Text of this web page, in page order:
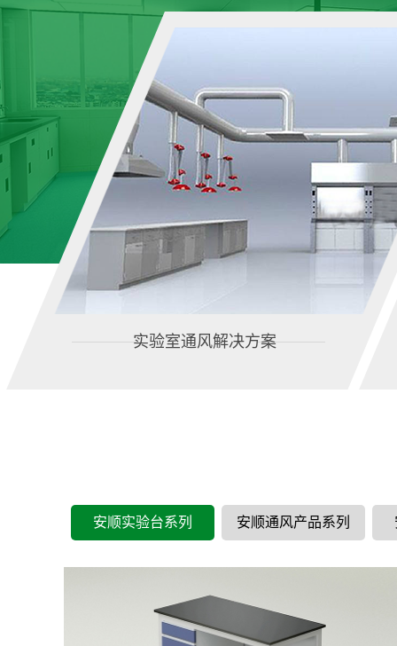
实验室通风解决方案
安顺实验台系列 安顺通风产品系列